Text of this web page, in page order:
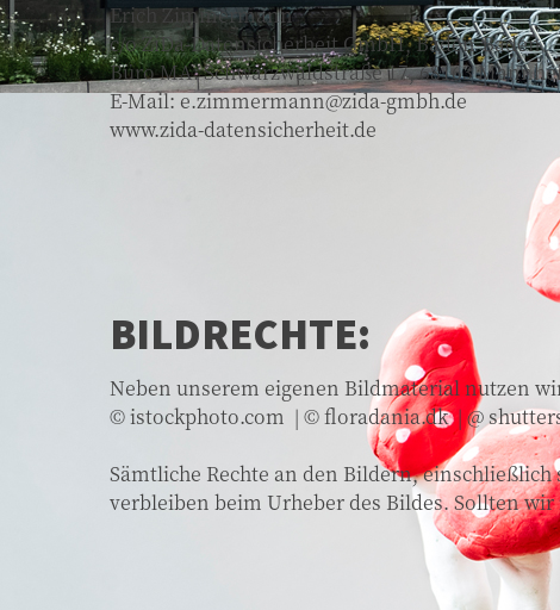
Erich Zimmermann
c/o ZiDa-Datensicherheit GmbH, Baden-Baden
Büro MA: Schwarzwaldstraße 17, 68163
E-Mail:e.zimmermann@zida-gmbh.de
www.zida-datensicherheit.de
BILDRECHTE:
Neben unserem eigenen Bildmaterial nutzen
© istockphoto.com | © floradania.dk | @
Sämtliche Rechte an den Bildern,
verbleiben beim Urheber des Bildes. Sollten